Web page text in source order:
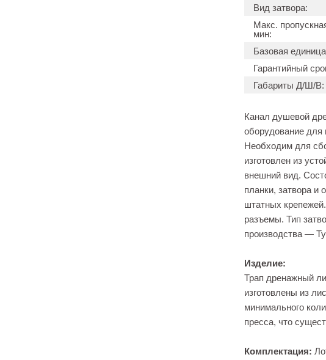
Вид затвора:
Макс.
мин:
Базовая
Гарантийный
Габариты Д/Ш/В:
Канал душевой
оборудование для
Необходим для
изготовлен из
внешний вид.
планки, затвора и
штатных
разъемы. Тип
производства —
Изделие:
Трап дренажный
изготовлены из
минимального
пресса, что
Комплектация: